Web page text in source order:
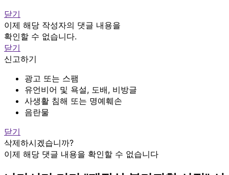
닫기
이제 해당 작성자의 댓글 내용을
확인할 수 없습니다.
닫기
신고하기
광고 또는 스팸
유언비어 및 욕설, 도배, 비방글
사생활 침해 또는 명예훼손
음란물
닫기
삭제하시겠습니까?
이제 해당 댓글 내용을 확인할 수 없습니다